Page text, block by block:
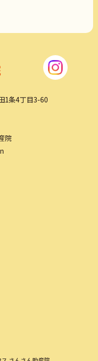
1条4丁目3-60
院